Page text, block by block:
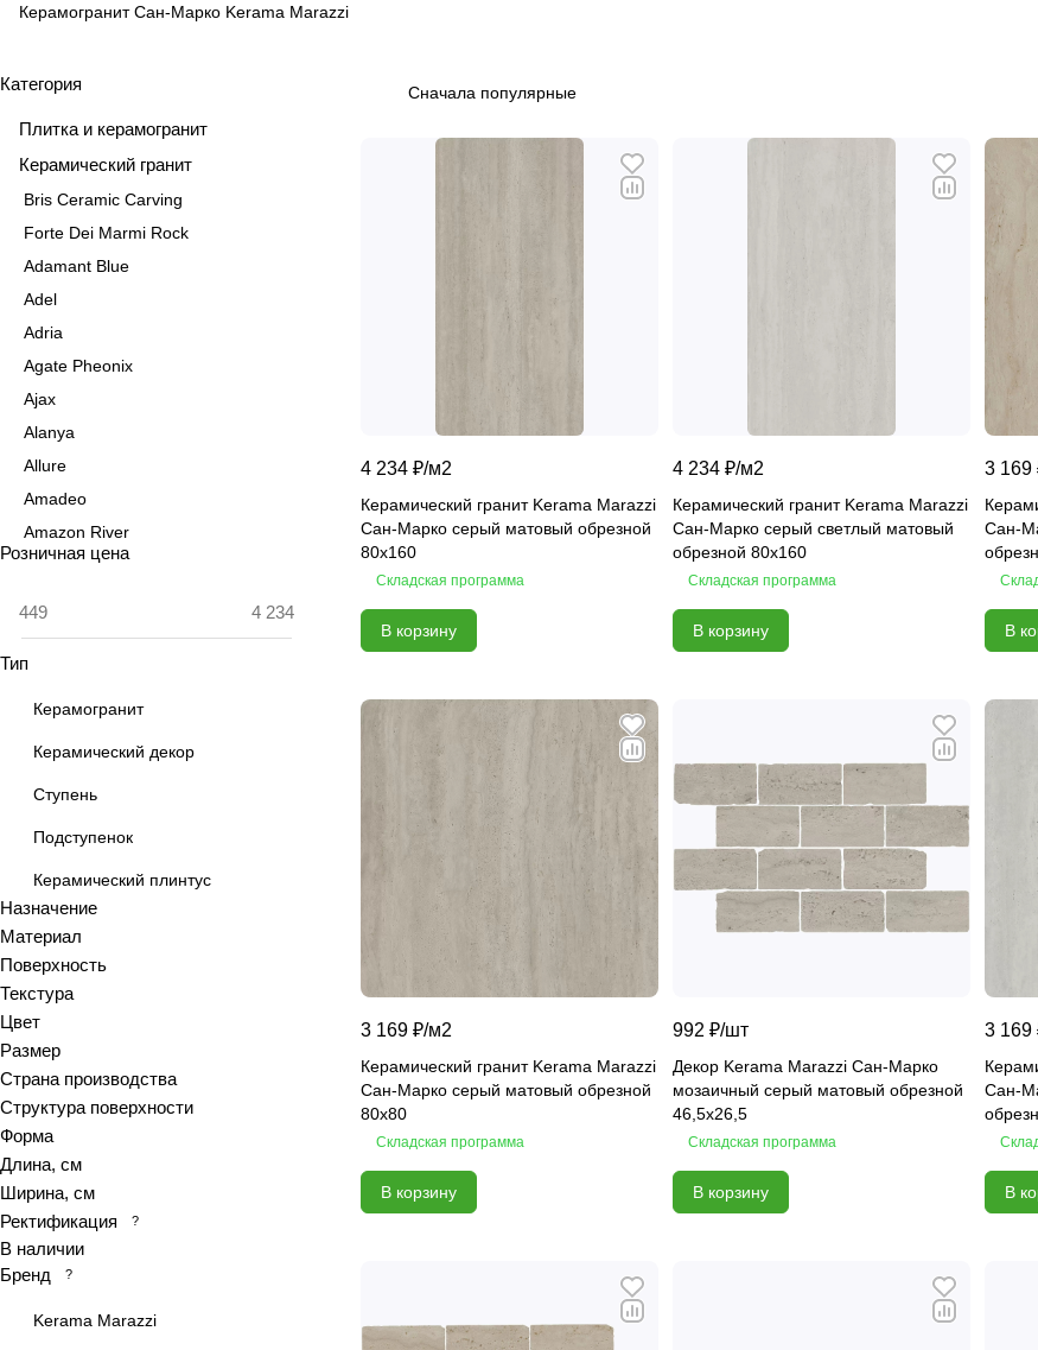
Керамогранит Сан-Марко Kerama Marazzi
Сначала популярные
4 234 ₽/м2
Керамический гранит Kerama Marazzi
Сан-Марко серый матовый обрезной
80х160
Складская программа
В корзину
4 234 ₽/м2
Керамический гранит Kerama Marazzi
Сан-Марко серый светлый матовый
обрезной 80х160
Складская программа
В корзину
3 169
Сан-
В
3 169 ₽/м2
Керамический гранит Kerama Marazzi
Сан-Марко серый матовый обрезной
80х80
Складская программа
В корзину
992 ₽/шт
Декор Kerama Marazzi Сан-Марко
мозаичный серый матовый обрезной
46,5х26,5
Складская программа
В корзину
3 169
Сан-
В
Категория
Плитка и керамогранит
Керамический гранит
Bris Ceramic Carving
Forte Dei Marmi Rock
Adamant Blue
Adel
Adria
Agate Pheonix
Ajax
Alanya
Allure
Amadeo
Amazon River
Amber Agate
Antiquewood
Arena
Argentina
Armani marble
Arts
Ascot
Asher
At.Aren
At.Elite
At.Viggo
Atlantic marble
Atlantis
Bali
Belvedere
Розничная цена
Тип
Керамогранит
Керамический декор
Ступень
Подступенок
Керамический плинтус
Назначение
Материал
Поверхность
Текстура
Цвет
Размер
Страна производства
Структура поверхности
Форма
Длина, см
Ширина, см
Ректификация
?
В наличии
Бренд
?
Kerama Marazzi